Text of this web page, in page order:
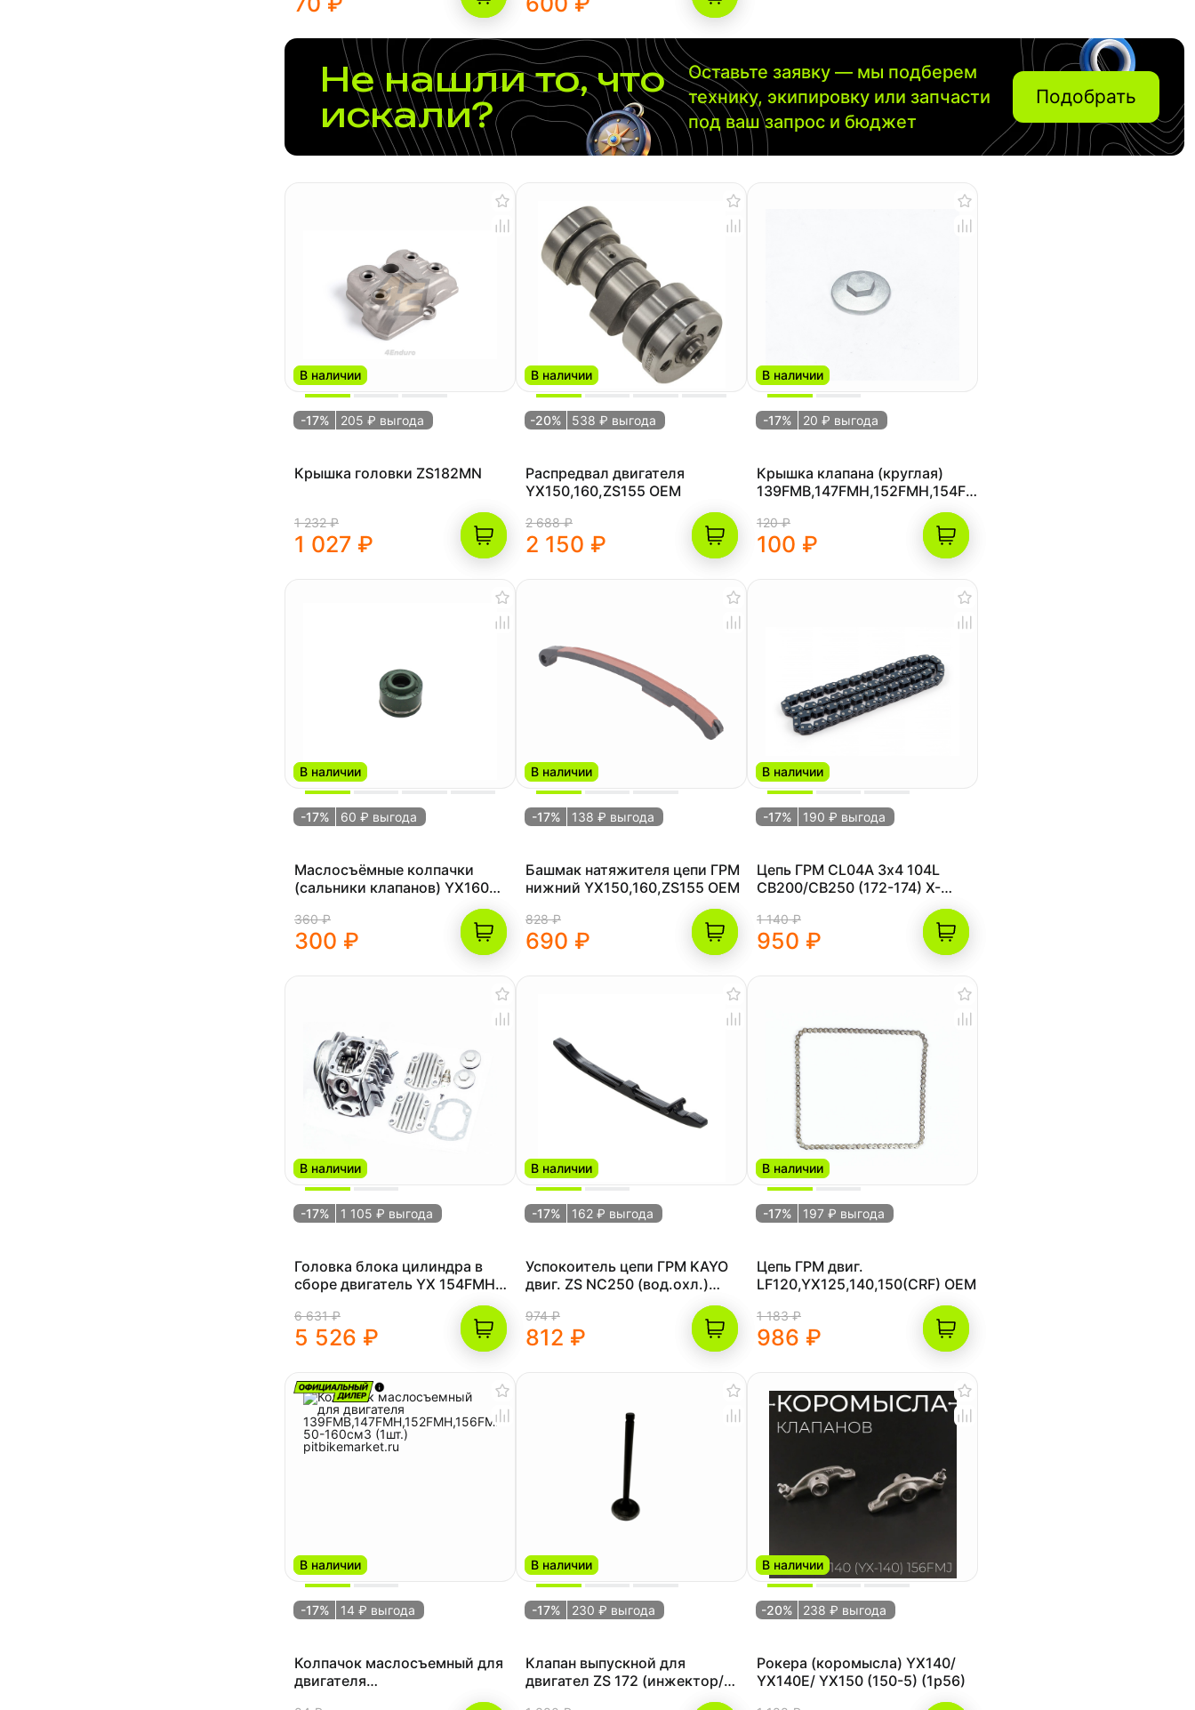
Не нашли то, что
искали?
Оставьте заявку — мы подберем
технику, экипировку или запчасти
под ваш запрос и бюджет
Подобрать
В наличии
-17% 205 ₽ выгода
Крышка головки ZS182MN
1 232 ₽
1 027 ₽
В наличии
-20% 538 ₽ выгода
Распредвал двигателя
YX150,160,ZS155 OEM
2 688 ₽
2 150 ₽
В наличии
-17% 20 ₽ выгода
Крышка клапана (круглая)
139FMB,147FMH,152FMH,154FMI
120 ₽
100 ₽
В наличии
-17% 60 ₽ выгода
Маслосъёмные колпачки
(сальники клапанов) YX160
360 ₽
300 ₽
В наличии
-17% 138 ₽ выгода
Башмак натяжителя цепи ГРМ
нижний YX150,160,ZS155 OEM
828 ₽
690 ₽
В наличии
-17% 190 ₽ выгода
Цепь ГРМ CL04A 3х4 104L
CB200/CB250 (172-174) X-
1 140 ₽
950 ₽
В наличии
-17% 1 105 ₽ выгода
Головка блока цилиндра в
сборе двигатель YX 154FMH
6 631 ₽
5 526 ₽
В наличии
-17% 162 ₽ выгода
Успокоитель цепи ГРМ KAYO
двиг. ZS NC250 (вод.охл.)
974 ₽
812 ₽
В наличии
-17% 197 ₽ выгода
Цепь ГРМ двиг.
LF120,YX125,140,150(CRF) OEM
1 183 ₽
986 ₽
В наличии
-17% 14 ₽ выгода
Колпачок маслосъемный для
двигателя
139FMB,147FMH,152FMH,156FMH
В наличии
-17% 230 ₽ выгода
Клапан выпускной для
двигател ZS 172 (инжектор/
В наличии
-20% 238 ₽ выгода
Рокера (коромысла) YX140/
YX140E/ YX150 (150-5) (1p56)